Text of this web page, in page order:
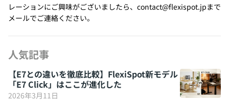
レーションにご興味がございましたら、contact@flexispot.jpまで
メールでご連絡ください。
人気記事
【E7との違いを徹底比較】FlexiSpot新モデル
「E7 Click」はここが進化した
2026年3月11日